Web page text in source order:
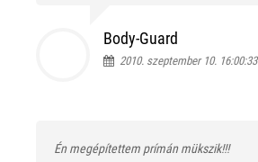
Body-Guard
2010. szeptember 10. 16:00:33
Én megépítettem prímán mükszik!!!